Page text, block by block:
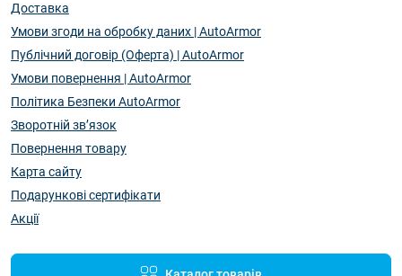
Доставка
Умови згоди на обробку даних | AutoArmor
Публічний договір (Оферта) | AutoArmor
Умови повернення | AutoArmor
Політика Безпеки AutoArmor
Зворотній зв’язок
Повернення товару
Карта сайту
Подарункові сертифікати
Акції